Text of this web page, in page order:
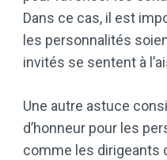
Dans ce cas, il est
les personnalités
invités se sentent à
Une autre astuce
d’honneur pour les
comme les dirigeants